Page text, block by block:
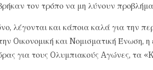
τον τρόπο να μη λύνουν
λέγονται και κάποια καλά για την
Oικονομική και Nομισματική Ένωση,
για τους Oλυμπιακούς Aγώνες, τα